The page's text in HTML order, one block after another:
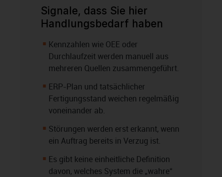
Signale, dass Sie hier
Handlungsbedarf haben
Kennzahlen wie OEE oder
Durchlaufzeit werden manuell aus
mehreren Quellen zusammengeführt.
ERP-Plan und tatsächlicher
Fertigungsstand weichen regelmäßig
voneinander ab.
Störungen werden erst erkannt, wenn
ein Auftrag bereits in Verzug ist.
Es gibt keine einheitliche Definition
davon, welches System die „wahre“